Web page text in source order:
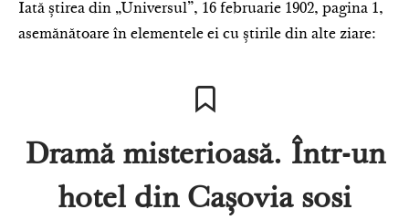
Iată știrea din „Universul”, 16 februarie 1902, pagina 1,
asemănătoare în elementele ei cu știrile din alte ziare:
Dramă misterioasă. Într-un
hotel din Cașovia sosi